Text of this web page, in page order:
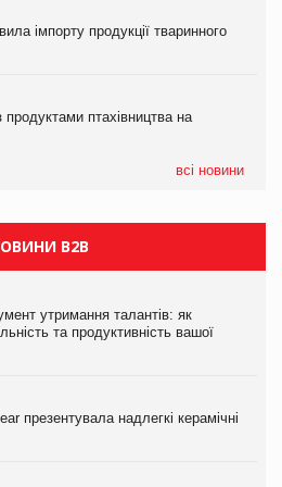
імпорту продукції тваринного
птахівництва на
всі новини
імпорту продукції тваринного
птахівництва на
імпорту продукції тваринного
птахівництва на
B2B
утримання талантів: як
та продуктивність вашої
презентувала надлегкі керамічні